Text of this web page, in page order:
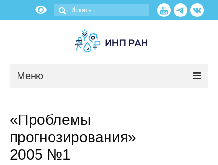
Меню
О нас
Об институте
«Проблемы
прогнозирования»
2005 №1